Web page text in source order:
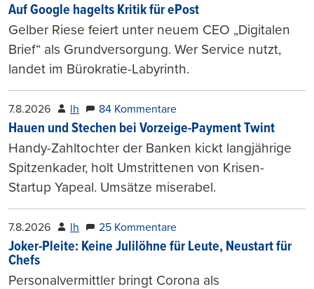
Auf Google hagelts Kritik für ePost
Gelber Riese feiert unter neuem CEO „Digitalen
Brief“ als Grundversorgung. Wer Service nutzt,
landet im Bürokratie-Labyrinth.
7.8.2026 lh 84 Kommentare
Hauen und Stechen bei Vorzeige-Payment Twint
Handy-Zahltochter der Banken kickt langjährige
Spitzenkader, holt Umstrittenen von Krisen-
Startup Yapeal. Umsätze miserabel.
7.8.2026 lh 25 Kommentare
Joker-Pleite: Keine Julilöhne für Leute, Neustart für
Chefs
Personalvermittler bringt Corona als